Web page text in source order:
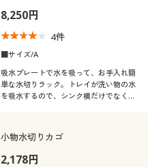
8,250円
4件
■サイズ/A
吸水プレートで水を吸って、お手入れ簡
単な水切りラック。トレイが洗い物の水
を吸水するので、シンク横だけでなくカ
小物水切りカゴ
2,178円